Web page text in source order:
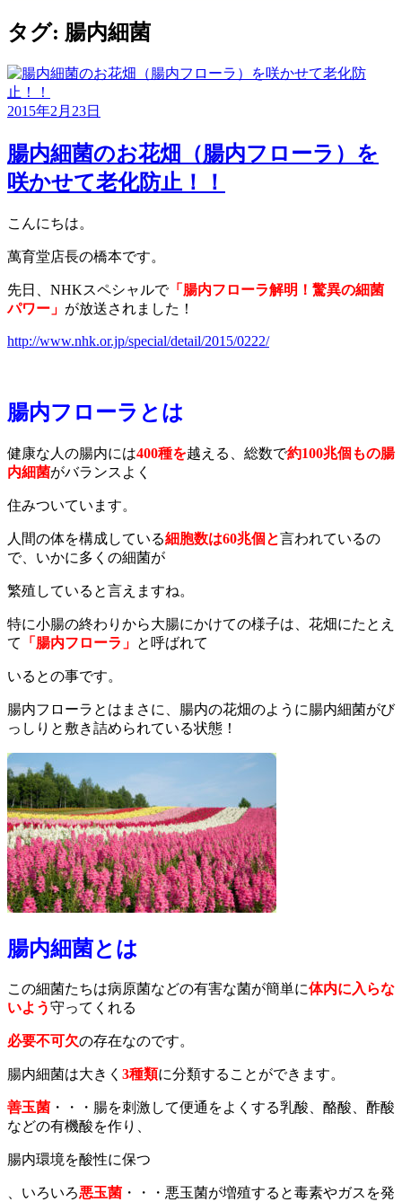
タグ: 腸内細菌
2015年2月23日
腸内細菌のお花畑（腸内フローラ）を
咲かせて老化防止！！
こんにちは。
萬育堂店長の橋本です。
先日、NHKスペシャルで「腸内フローラ解明！驚異の細菌
パワー」 が放送されました！
http://www.nhk.or.jp/special/detail/2015/0222/
腸内フローラとは
健康な人の腸内には400種を越える、総数で約100兆個もの腸
内細菌がバランスよく
住みついています。
人間の体を構成している細胞数は60兆個と言われているの
で、いかに多くの細菌が
繁殖していると言えますね。
特に小腸の終わりから大腸にかけての様子は、花畑にたとえ
て
「腸内フローラ」 と呼ばれて
いるとの事です。
腸内フローラとはまさに、腸内の花畑のように腸内細菌がび
っしりと敷き詰められている状態！
腸内細菌とは
この細菌たちは病原菌などの有害な菌が簡単に体内に入らな
いよう守ってくれる
必要不可欠の存在なのです。
腸内細菌は大きく 3種類に分類することができます。
善玉菌 ・・・腸を刺激して便通をよくする乳酸、酪酸、酢酸
などの有機酸を作り、
腸内環境を酸性に保つ
、いろいろ悪玉菌 ・・・悪玉菌が増殖すると毒素やガスを発